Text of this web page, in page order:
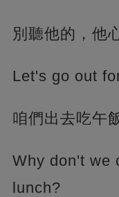
別聽他的，他
Let's go out
咱們出去吃午
Why don't we
lunch?